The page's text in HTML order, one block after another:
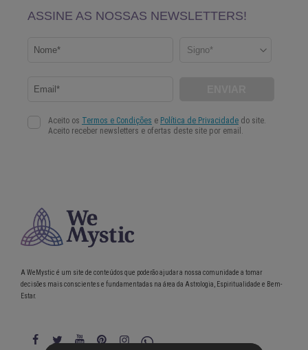
A WeMystic é um site de conteúdos que poderão ajudar a nossa comunidade a tomar
decisões mais conscientes e fundamentadas na área da Astrologia, Espiritualidade e Bem-
Estar.